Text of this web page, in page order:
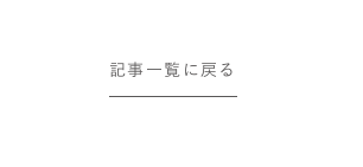
記事一覧に戻る